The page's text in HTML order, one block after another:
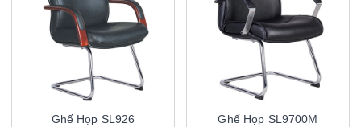
Ghế Họp SL926 Ghế Họp SL9700M